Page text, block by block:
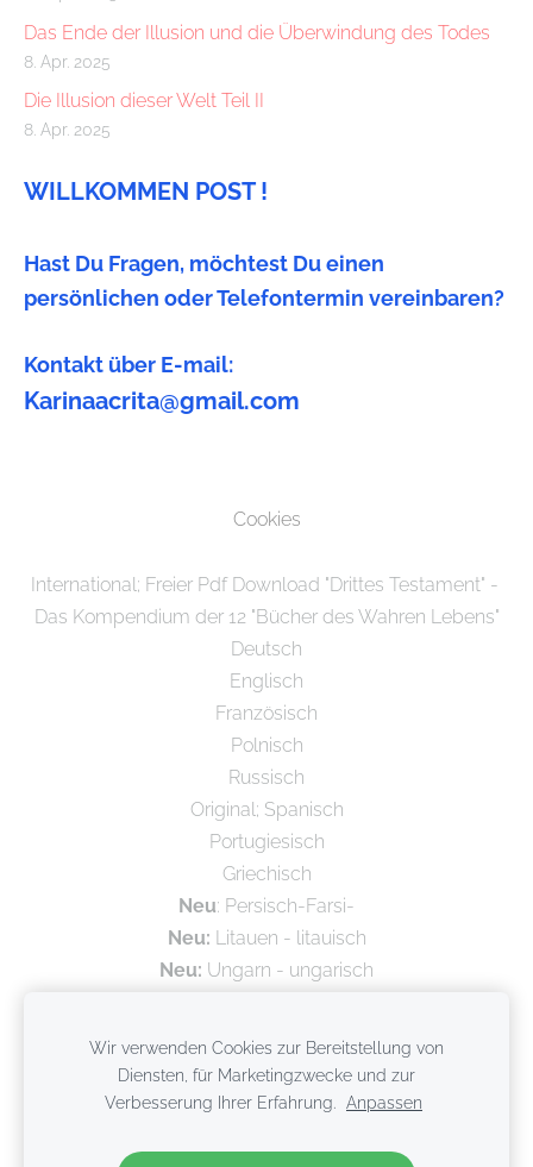
Das Ende der Illusion und die Überwindung des Todes
8. Apr. 2025
Die Illusion dieser Welt Teil II
8. Apr. 2025
WILLKOMMEN POST !
Hast Du Fragen, möchtest Du einen
persönlichen oder Telefontermin vereinbaren?
Kontakt über E-mail:
Karinaacrita@gmail.com
Cookies
International; Freier Pdf Download "Drittes Testament" -
Das Kompendium der 12 "Bücher des Wahren Lebens"
Deutsch
Englisch
Französisch
Polnisch
Russisch
Original; Spanisch
Portugiesisch
Griechisch
Neu: Persisch-Farsi-
Neu: Litauen - litauisch
Neu: Ungarn - ungarisch
Wir verwenden Cookies zur Bereitstellung von
Diensten, für Marketingzwecke und zur
Verbesserung Ihrer Erfahrung.
Anpassen